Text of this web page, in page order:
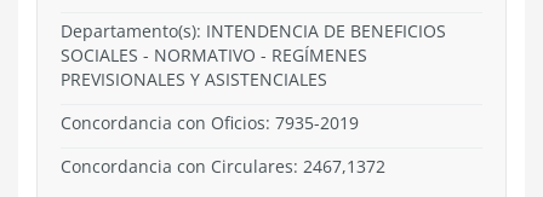
Departamento(s): INTENDENCIA DE BENEFICIOS
SOCIALES - NORMATIVO - REGÍMENES
PREVISIONALES Y ASISTENCIALES
Concordancia con Oficios: 7935-2019
Concordancia con Circulares: 2467,1372